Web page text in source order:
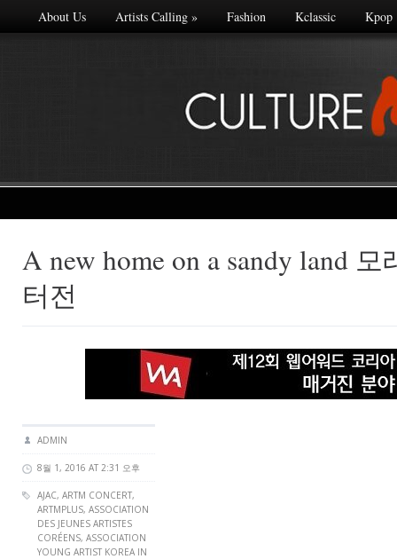
About Us Artists Calling» Fashion Kclassic Kpop
A new home on a sandy land
터전
ADMIN
8월 1, 2016 AT 2:31 오후
AJAC, ARTM CONCERT,
ARTMPLUS, ASSOCIATION
DES JEUNES ARTISTES
CORÉENS, ASSOCIATION
YOUNG ARTIST KOREA IN
Made with
FLARE
More Info